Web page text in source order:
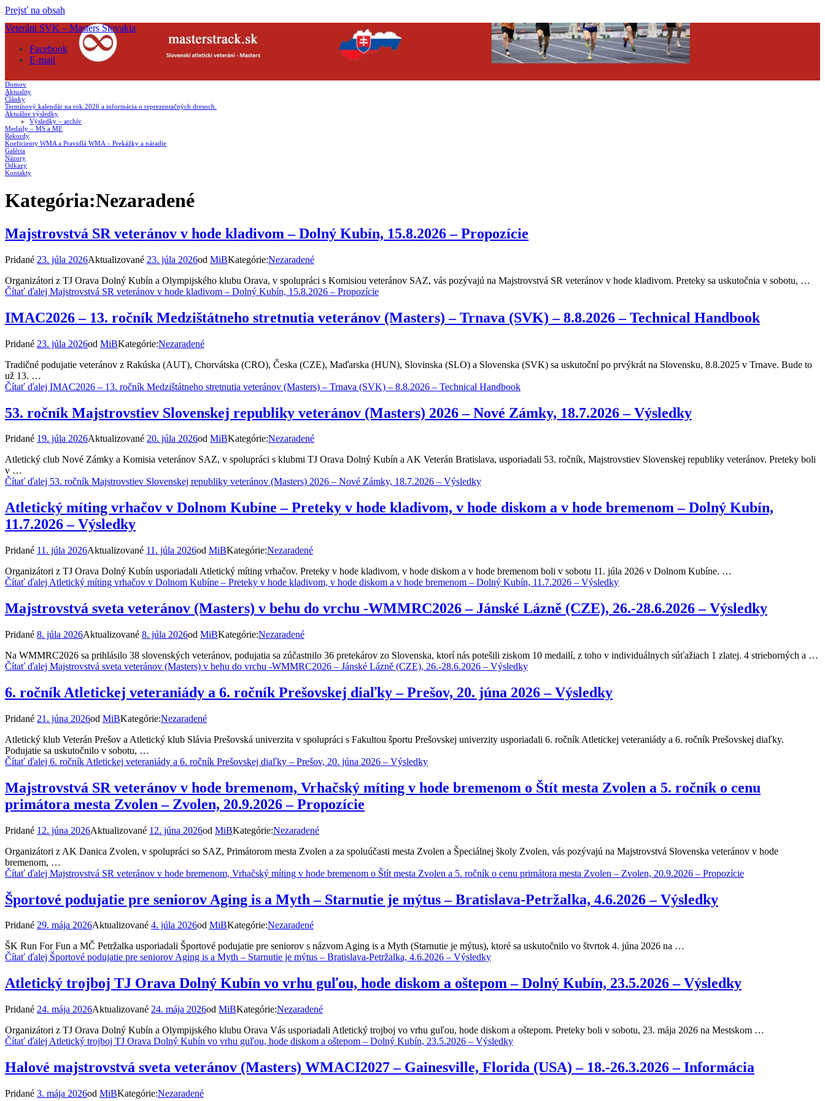
Prejsť na obsah
Veteráni SVK – Masters Slovakia
Facebook
E-mail
Domov
Aktuality
Články
Termínový kalendár na rok 2026 a informácia o reprezentačných dresoch.
Aktuálne výsledky
Výsledky – archív
Medaily – MS a ME
Rekordy
Koeficienty WMA a Pravidlá WMA – Prekážky a náradie
Galéria
Názory
Odkazy
Kontakty
Kategória:Nezaradené
Majstrovstvá SR veteránov v hode kladivom – Dolný Kubín, 15.8.2026 – Propozície
Pridané 23. júla 2026Aktualizované 23. júla 2026od MiBKategórie:Nezaradené
Organizátori z TJ Orava Dolný Kubín a Olympijského klubu Orava, v spolupráci s Komisiou veteránov SAZ, vás pozývajú na Majstrovstvá SR veteránov v hode kladivom. Preteky sa uskutočnia v sobotu, …
Čítať ďalej Majstrovstvá SR veteránov v hode kladivom – Dolný Kubín, 15.8.2026 – Propozície
IMAC2026 – 13. ročník Medzištátneho stretnutia veteránov (Masters) – Trnava (SVK) – 8.8.2026 – Technical Handbook
Pridané 23. júla 2026od MiBKategórie:Nezaradené
Tradičné podujatie veteránov z Rakúska (AUT), Chorvátska (CRO), Česka (CZE), Maďarska (HUN), Slovinska (SLO) a Slovenska (SVK) sa uskutoční po prvýkrát na Slovensku, 8.8.2025 v Trnave. Bude to
už 13. …
Čítať ďalej IMAC2026 – 13. ročník Medzištátneho stretnutia veteránov (Masters) – Trnava (SVK) – 8.8.2026 – Technical Handbook
53. ročník Majstrovstiev Slovenskej republiky veteránov (Masters) 2026 – Nové Zámky, 18.7.2026 – Výsledky
Pridané 19. júla 2026Aktualizované 20. júla 2026od MiBKategórie:Nezaradené
Atletický club Nové Zámky a Komisia veteránov SAZ, v spolupráci s klubmi TJ Orava Dolný Kubín a AK Veterán Bratislava, usporiadali 53. ročník, Majstrovstiev Slovenskej republiky veteránov. Preteky boli
v …
Čítať ďalej 53. ročník Majstrovstiev Slovenskej republiky veteránov (Masters) 2026 – Nové Zámky, 18.7.2026 – Výsledky
Atletický míting vrhačov v Dolnom Kubíne – Preteky v hode kladivom, v hode diskom a v hode bremenom – Dolný Kubín,
11.7.2026 – Výsledky
Pridané 11. júla 2026Aktualizované 11. júla 2026od MiBKategórie:Nezaradené
Organizátori z TJ Orava Dolný Kubín usporiadali Atletický míting vrhačov. Preteky v hode kladivom, v hode diskom a v hode bremenom boli v sobotu 11. júla 2026 v Dolnom Kubíne. …
Čítať ďalej Atletický míting vrhačov v Dolnom Kubíne – Preteky v hode kladivom, v hode diskom a v hode bremenom – Dolný Kubín, 11.7.2026 – Výsledky
Majstrovstvá sveta veteránov (Masters) v behu do vrchu -WMMRC2026 – Jánské Lázně (CZE), 26.-28.6.2026 – Výsledky
Pridané 8. júla 2026Aktualizované 8. júla 2026od MiBKategórie:Nezaradené
Na WMMRC2026 sa prihlásilo 38 slovenských veteránov, podujatia sa zúčastnilo 36 pretekárov zo Slovenska, ktorí nás potešili ziskom 10 medailí, z toho v individuálnych súťažiach 1 zlatej. 4 strieborných a …
Čítať ďalej Majstrovstvá sveta veteránov (Masters) v behu do vrchu -WMMRC2026 – Jánské Lázně (CZE), 26.-28.6.2026 – Výsledky
6. ročník Atletickej veteraniády a 6. ročník Prešovskej diaľky – Prešov, 20. júna 2026 – Výsledky
Pridané 21. júna 2026od MiBKategórie:Nezaradené
Atletický klub Veterán Prešov a Atletický klub Slávia Prešovská univerzita v spolupráci s Fakultou športu Prešovskej univerzity usporiadali 6. ročník Atletickej veteraniády a 6. ročník Prešovskej diaľky.
Podujatie sa uskutočnilo v sobotu, …
Čítať ďalej 6. ročník Atletickej veteraniády a 6. ročník Prešovskej diaľky – Prešov, 20. júna 2026 – Výsledky
Majstrovstvá SR veteránov v hode bremenom, Vrhačský míting v hode bremenom o Štít mesta Zvolen a 5. ročník o cenu
primátora mesta Zvolen – Zvolen, 20.9.2026 – Propozície
Pridané 12. júna 2026Aktualizované 12. júna 2026od MiBKategórie:Nezaradené
Organizátori z AK Danica Zvolen, v spolupráci so SAZ, Primátorom mesta Zvolen a za spoluúčasti mesta Zvolen a Špeciálnej školy Zvolen, vás pozývajú na Majstrovstvá Slovenska veteránov v hode
bremenom, …
Čítať ďalej Majstrovstvá SR veteránov v hode bremenom, Vrhačský míting v hode bremenom o Štít mesta Zvolen a 5. ročník o cenu primátora mesta Zvolen – Zvolen, 20.9.2026 – Propozície
Športové podujatie pre seniorov Aging is a Myth – Starnutie je mýtus – Bratislava-Petržalka, 4.6.2026 – Výsledky
Pridané 29. mája 2026Aktualizované 4. júla 2026od MiBKategórie:Nezaradené
ŠK Run For Fun a MČ Petržalka usporiadali Športové podujatie pre seniorov s názvom Aging is a Myth (Starnutie je mýtus), ktoré sa uskutočnilo vo štvrtok 4. júna 2026 na …
Čítať ďalej Športové podujatie pre seniorov Aging is a Myth – Starnutie je mýtus – Bratislava-Petržalka, 4.6.2026 – Výsledky
Atletický trojboj TJ Orava Dolný Kubín vo vrhu guľou, hode diskom a oštepom – Dolný Kubín, 23.5.2026 – Výsledky
Pridané 24. mája 2026Aktualizované 24. mája 2026od MiBKategórie:Nezaradené
Organizátori z TJ Orava Dolný Kubín a Olympijského klubu Orava Vás usporiadali Atletický trojboj vo vrhu guľou, hode diskom a oštepom. Preteky boli v sobotu, 23. mája 2026 na Mestskom …
Čítať ďalej Atletický trojboj TJ Orava Dolný Kubín vo vrhu guľou, hode diskom a oštepom – Dolný Kubín, 23.5.2026 – Výsledky
Halové majstrovstvá sveta veteránov (Masters) WMACI2027 – Gainesville, Florida (USA) – 18.-26.3.2026 – Informácia
Pridané 3. mája 2026od MiBKategórie:Nezaradené